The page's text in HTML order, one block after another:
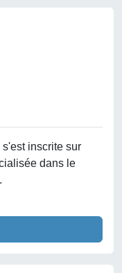
s'est inscrite sur
dans le